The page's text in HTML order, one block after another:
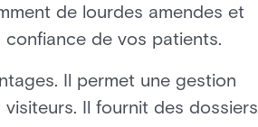
de lourdes amendes et
de vos patients.
Il permet une gestion
Il fournit des dossiers